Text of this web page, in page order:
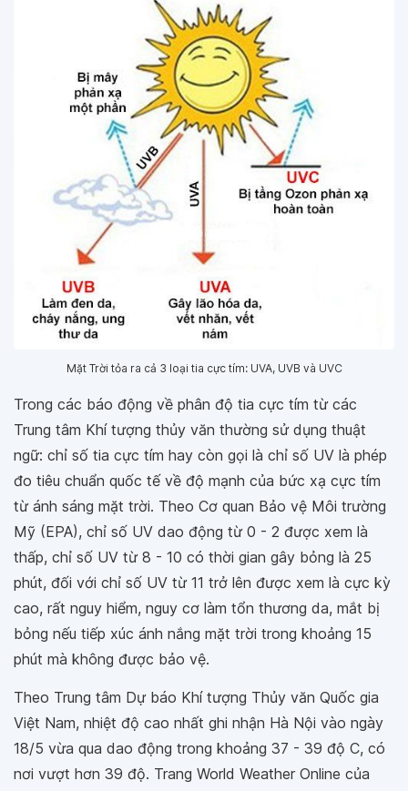
Mặt Trời tỏa ra cả 3 loại tia cực tím: UVA, UVB và UVC
Trong các báo động về phân độ tia cực tím từ các
Trung tâm Khí tượng thủy văn thường sử dụng thuật
ngữ: chỉ số tia cực tím hay còn gọi là chỉ số UV là phép
đo tiêu chuẩn quốc tế về độ mạnh của bức xạ cực tím
từ ánh sáng mặt trời. Theo Cơ quan Bảo vệ Môi trường
Mỹ (EPA), chỉ số UV dao động từ 0 - 2 được xem là
thấp, chỉ số UV từ 8 - 10 có thời gian gây bỏng là 25
phút, đối với chỉ số UV từ 11 trở lên được xem là cực kỳ
cao, rất nguy hiểm, nguy cơ làm tổn thương da, mắt bị
bỏng nếu tiếp xúc ánh nắng mặt trời trong khoảng 15
phút mà không được bảo vệ.
Theo Trung tâm Dự báo Khí tượng Thủy văn Quốc gia
Việt Nam, nhiệt độ cao nhất ghi nhận Hà Nội vào ngày
18/5 vừa qua dao động trong khoảng 37 - 39 độ C, có
nơi vượt hơn 39 độ. Trang World Weather Online của